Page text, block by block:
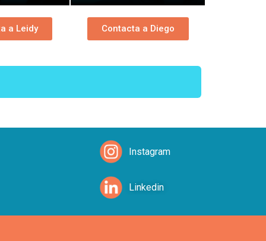
a Leidy Contacta a Diego
Instagram
Linkedin